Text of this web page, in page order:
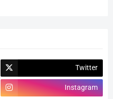
Twitter
Instagram